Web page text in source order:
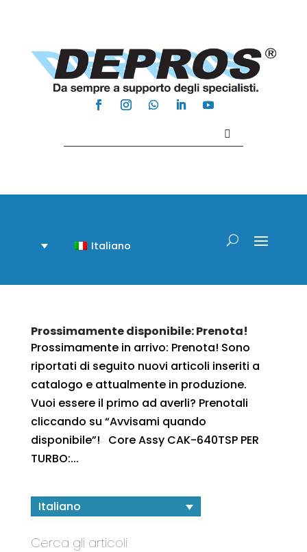
Italiano
Prossimamente disponibile: Prenota!
Prossimamente in arrivo: Prenota! Sono
riportati di seguito nuovi articoli inseriti a
catalogo e attualmente in produzione.
Vuoi essere il primo ad averli? Prenotali
cliccando su “Avvisami quando
disponibile”! Core Assy CAK-640TSP PER
TURBO:...
Italiano
Cerca gli articoli